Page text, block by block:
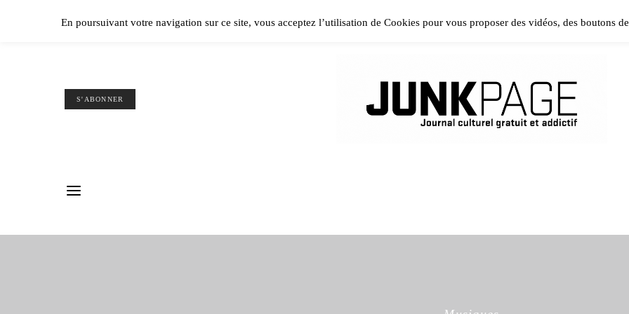
Please install and activate Powerkit plugin from Appearance →
S'ABONNER
En poursuivant votre navigation sur ce site, vous acceptez l’utilisation de Cookies pour vous proposer des vidéos, des boutons